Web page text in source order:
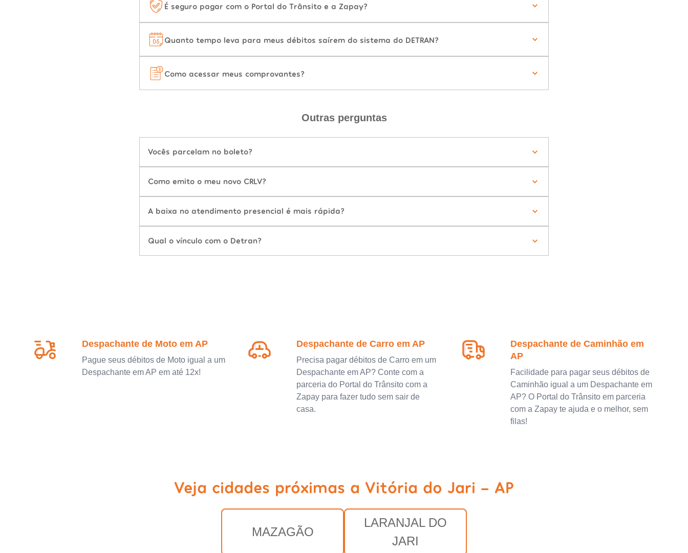
É seguro pagar com o Portal do Trânsito e a Zapay?
Quanto tempo leva para meus débitos saírem do sistema do DETRAN?
Como acessar meus comprovantes?
Outras perguntas
Vocês parcelam no boleto?
Como emito o meu novo CRLV?
A baixa no atendimento presencial é mais rápida?
Qual o vínculo com o Detran?
Despachante de Moto em AP
Pague seus débitos de Moto igual a um
Despachante em AP em até 12x!
Despachante de Carro em AP
Precisa pagar débitos de Carro em um
Despachante em AP? Conte com a
parceria do Portal do Trânsito com a
Zapay para fazer tudo sem sair de
casa.
Despachante de Caminhão em
AP
Facilidade para pagar seus débitos de
Caminhão igual a um Despachante em
AP? O Portal do Trânsito em parceria
com a Zapay te ajuda e o melhor, sem
filas!
Veja cidades próximas a Vitória do Jari - AP
MAZAGÃO
LARANJAL DO
JARI